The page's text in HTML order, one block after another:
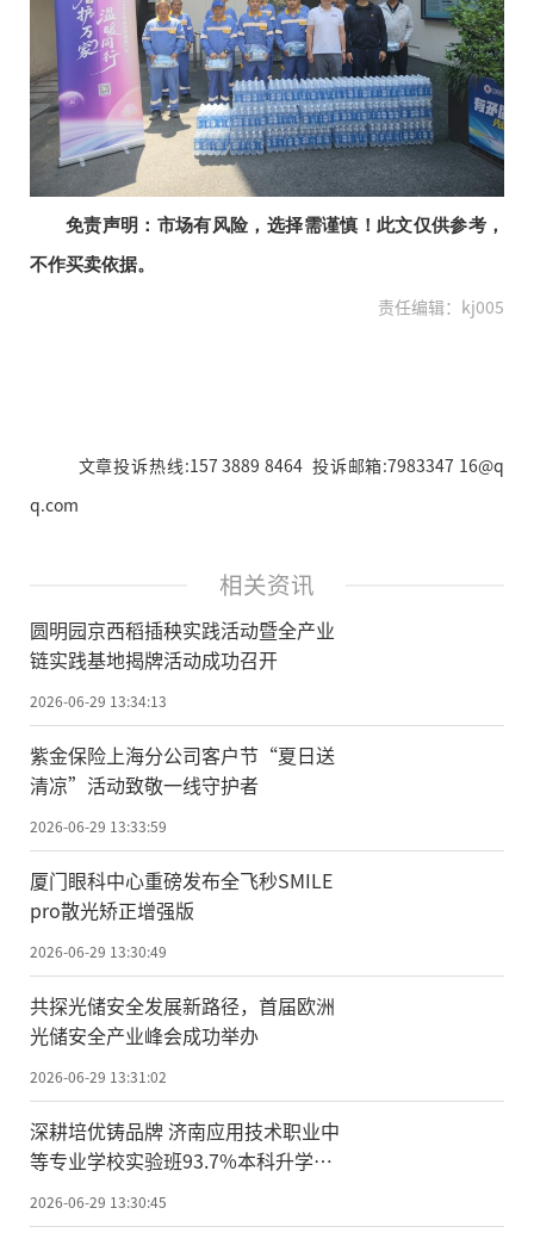
免责声明：市场有风险，选择需谨慎！此文仅供参考，
不作买卖依据。
责任编辑：kj005
文章投诉热线:157 3889 8464 投诉邮箱:7983347 16@q
q.com
相关资讯
圆明园京西稻插秧实践活动暨全产业
链实践基地揭牌活动成功召开
2026-06-29 13:34:13
紫金保险上海分公司客户节“夏日送
清凉”活动致敬一线守护者
2026-06-29 13:33:59
厦门眼科中心重磅发布全飞秒SMILE
pro散光矫正增强版
2026-06-29 13:30:49
共探光储安全发展新路径，首届欧洲
光储安全产业峰会成功举办
2026-06-29 13:31:02
深耕培优铸品牌 济南应用技术职业中
等专业学校实验班93.7%本科升学率
领跑泉城
2026-06-29 13:30:45